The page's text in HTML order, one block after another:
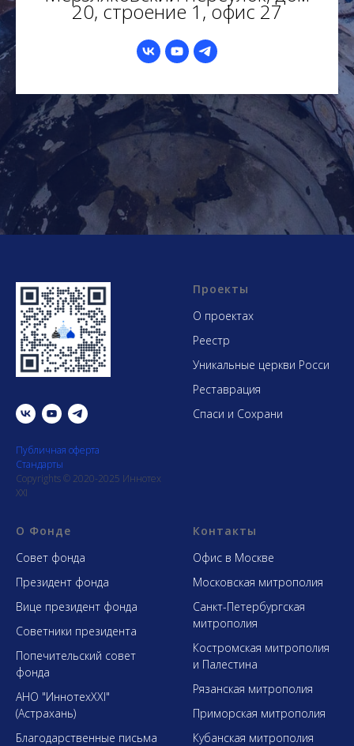
20, строение 1, офис 27
Публичная оферта
Стандарты
Copyrights © 2020-2025 Иннотех
XXI
Проекты
О проектах
Реестр
Уникальные церкви Росси
Реставрация
Спаси и Сохрани
О Фонде
Совет фонда
Президент фонда
Вице президент фонда
Советники президента
Попечительский совет
фонда
АНО "ИннотехXXI"
(Астрахань)
Благодарственные письма
Контакты
Офис в Москве
Московская митрополия
Санкт-Петербургская
митрополия
Костромская митрополия
и Палестина
Рязанская митрополия
Приморская митрополия
Кубанская митрополия